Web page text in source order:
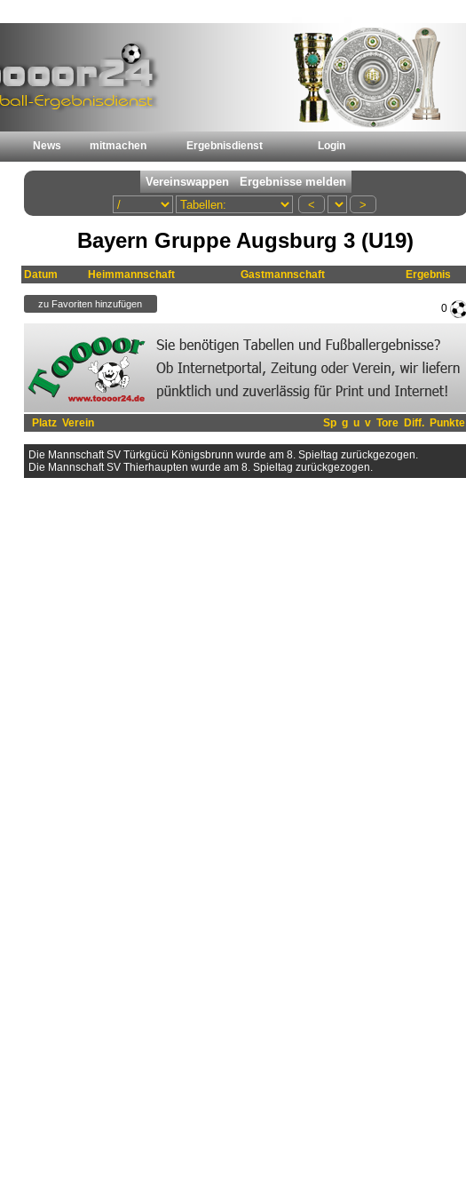
News mitmachen Ergebnisdienst Login
Bayern Gruppe Augsburg 3 (U19)
Datum Heimmannschaft Gastmannschaft Ergebnis
0
Platz Verein Sp g u v Tore Diff. Punkte
Die Mannschaft SV Türkgücü Königsbrunn wurde am 8. Spieltag zurückgezogen.
Die Mannschaft SV Thierhaupten wurde am 8. Spieltag zurückgezogen.